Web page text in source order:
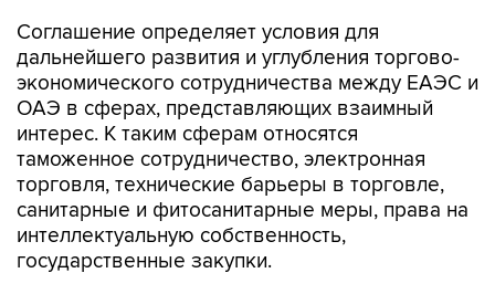
Соглашение определяет условия для
дальнейшего развития и углубления торгово-
экономического сотрудничества между ЕАЭС и
ОАЭ в сферах, представляющих взаимный
интерес. К таким сферам относятся
таможенное сотрудничество, электронная
торговля, технические барьеры в торговле,
санитарные и фитосанитарные меры, права на
интеллектуальную собственность,
государственные закупки.